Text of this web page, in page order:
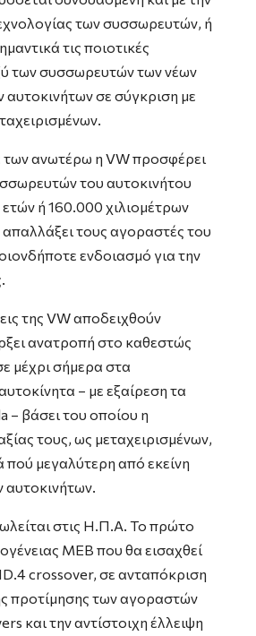
των συσσωρευτών, ή
τις ποιοτικές
των συσσωρευτών των νέων
αυτοκινήτων σε σύγκριση με
των ανωτέρω η VW προσφέρει
του αυτοκινήτου
ή 160.000 χιλιομέτρων
τους αγοραστές του
ενδοιασμό για την
της VW αποδειχθούν
ανατροπή στο καθεστώς
μέχρι σήμερα στα
– με εξαίρεση τα
– βάσει του οποίου η
τους, ως μεταχειρισμένων,
πού μεγαλύτερη από εκείνη
στις Η.Π.Α. Το πρώτο
MEB που θα εισαχθεί
ID.4 crossover, σε ανταπόκριση
προτίμησης των αγοραστών
και την αντίστοιχη έλλειψη